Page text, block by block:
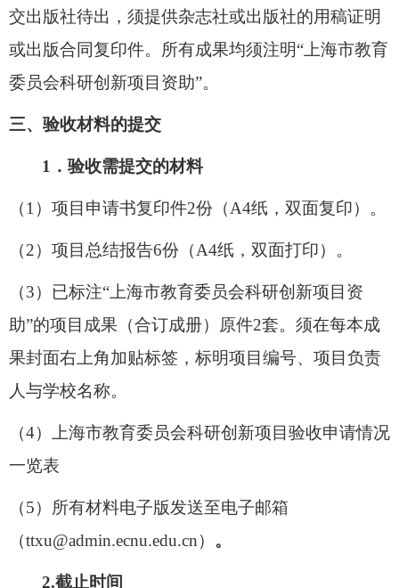
交出版社待出，须提供杂志社或出版社的用稿证明
或出版合同复印件。所有成果均须注明“上海市教育
委员会科研创新项目资助”。
三、验收材料的提交
1．验收需提交的材料
（1）项目申请书复印件2份（A4纸，双面复印）。
（2）项目总结报告6份（A4纸，双面打印）。
（3）已标注“上海市教育委员会科研创新项目资
助”的项目成果（合订成册）原件2套。须在每本成
果封面右上角加贴标签，标明项目编号、项目负责
人与学校名称。
（4）上海市教育委员会科研创新项目验收申请情况
一览表
（5）所有材料电子版发送至电子邮箱
（ttxu@admin.ecnu.edu.cn） 。
2.截止时间